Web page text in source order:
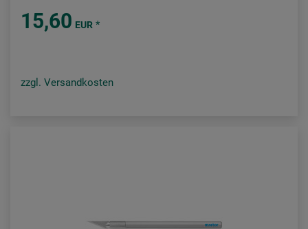
15,60 EUR *
zzgl. Versandkosten